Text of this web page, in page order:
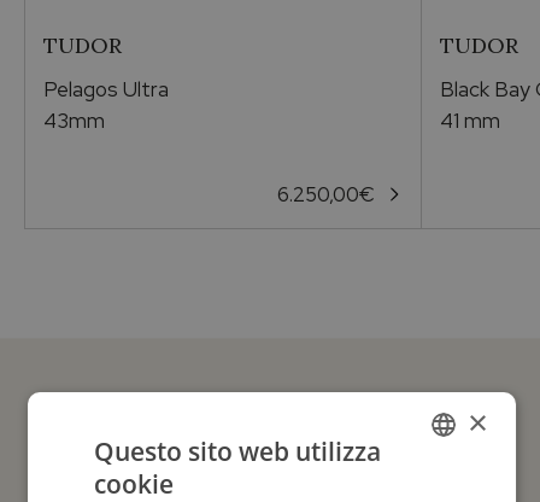
TUDOR
Pelagos Ultra
43mm
6.250,00€
TUDOR
Black Bay
41 mm
×
Questo sito web utilizza
cookie